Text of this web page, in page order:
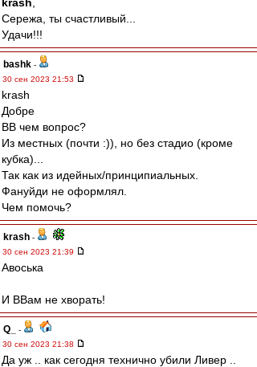
Сережа, ты счастливый...
Удачи!!!
bashk -
30 сен 2023 21:53
krash
Добре
ВВ чем вопрос?
Из местных (почти :)), но без стадио (кроме
кубка)...
Так как из идейных/принципиальных.
Фануйди не оформлял.
Чем помочь?
krash -
30 сен 2023 21:39
Авоська
И ВВам не хворать!
Q_
-
30 сен 2023 21:38
Да уж .. как сегодня технично убили Ливер ..